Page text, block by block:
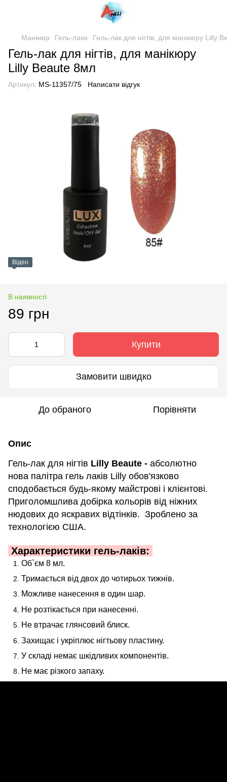
Манікюр Гель-лаки Гель-лак для нігтів, для манікюру Lilly
Гель-лак для нігтів, для манікюру
Lilly Beaute 8мл
Артикул: MS-11357/75 Написати відгук
Відео
В наявності
89 грн
Купити
Замовити швидко
До обраного Порівняти
Опис
Гель-лак для нігтів Lilly Beaute - абсолютно
нова палітра гель лаків Lilly обов'язково
сподобається будь-якому майстрові і клієнтові.
Приголомшлива добірка кольорів від ніжних
нюдових до яскравих відтінків. Зроблено за
технологією США.
Характеристики гель-лаків:
Об`єм 8 мл.
Тримається від двох до чотирьох тижнів.
Можливе нанесення в один шар.
Не розтікається при нанесенні.
Не втрачає глянсовий блиск.
Захищає і укріплює нігтьову пластину.
У складі немає шкідливих компонентів.
Не має різкого запаху.